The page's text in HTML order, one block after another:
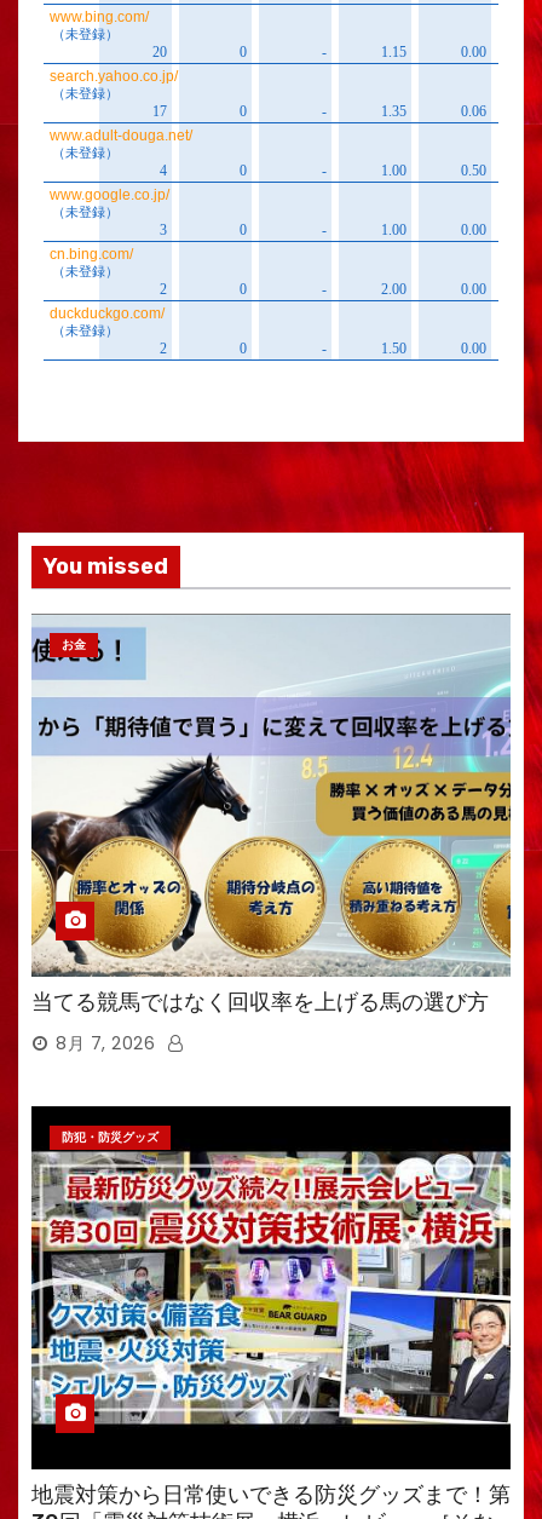
You missed
お金
当てる競馬ではなく回収率を上げる馬の選び方
8月 7, 2026
防犯・防災グッズ
地震対策から日常使いできる防災グッズまで！第